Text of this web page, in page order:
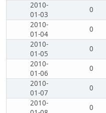
2010-
01-03
0
2010-
01-04
0
2010-
01-05
0
2010-
01-06
0
2010-
01-07
0
2010-
0